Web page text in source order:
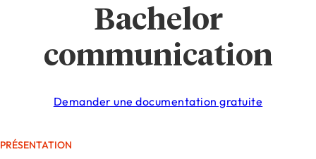
Bachelor
communication
Demander une documentation gratuite
PRÉSENTATION